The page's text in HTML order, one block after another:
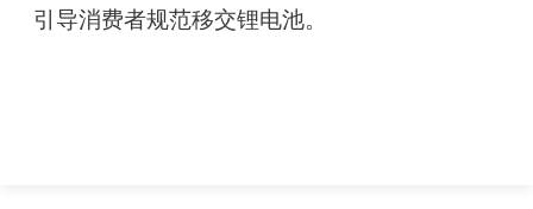
引导消费者规范移交锂电池。